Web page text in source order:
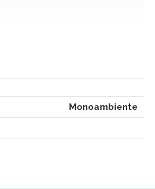
Monoambiente